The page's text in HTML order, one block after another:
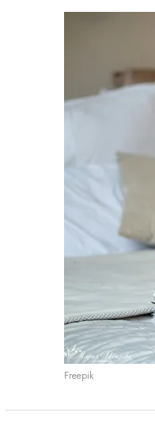
Freepik